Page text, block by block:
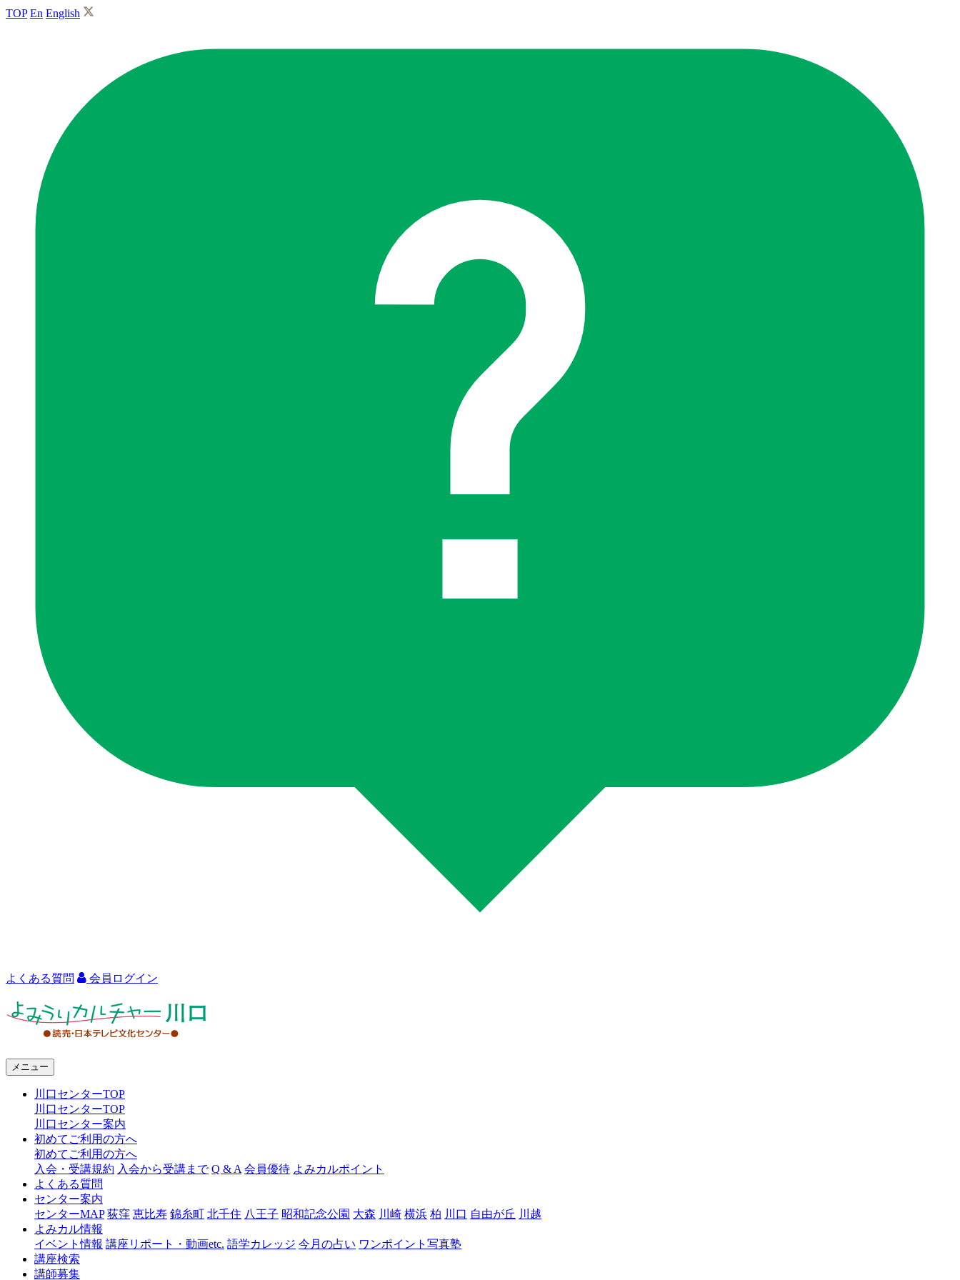
TOP En English
よくある質問 会員ログイン
ャ
川
口
メニュー
川口センターTOP
川口センターTOP
川口センター案内
初めてご利用の方へ
初めてご利用の方へ
入会・受講規約 入会から受講まで Q & A 会員優待 よみカルポイント
よくある質問
センター案内
センターMAP 荻窪 恵比寿 錦糸町 北千住 八王子 昭和記念公園 大森 川崎 横浜 柏 川口 自由が丘 川越
よみカル情報
イベント情報 講座リポート・動画etc. 語学カレッジ 今月の占い ワンポイント写真塾
講座検索
講師募集